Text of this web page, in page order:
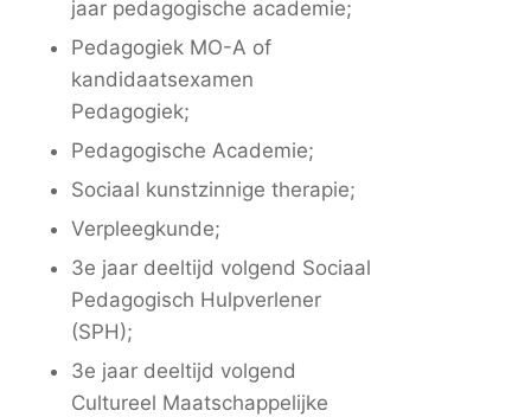
jaar pedagogische academie;
Pedagogiek MO-A of
kandidaatsexamen
Pedagogiek;
Pedagogische Academie;
Sociaal kunstzinnige therapie;
Verpleegkunde;
3e jaar deeltijd volgend Sociaal
Pedagogisch Hulpverlener
(SPH);
3e jaar deeltijd volgend
Cultureel Maatschappelijke